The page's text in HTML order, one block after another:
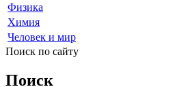
Физика
Химия
Человек и мир
Поиск по сайту
Поиск